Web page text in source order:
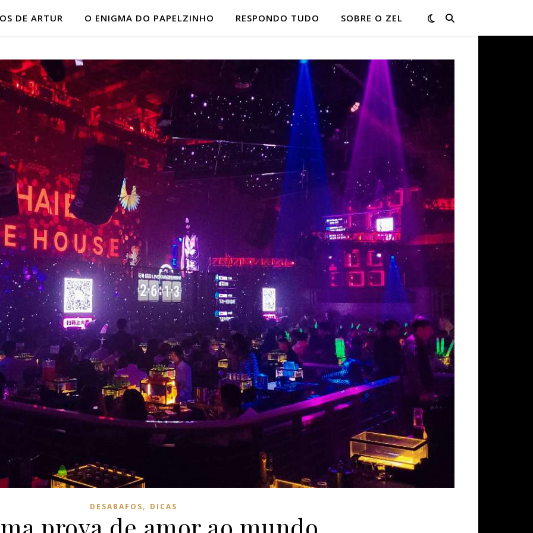
DE ARTUR O ENIGMA DO PAPELZINHO RESPONDO TUDO SOBRE O ZEL
DESABAFOS, DICAS